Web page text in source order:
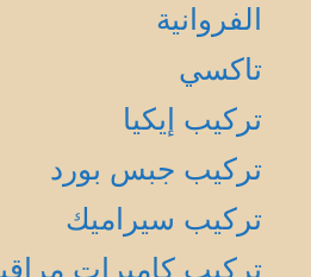
الفروانية
تاكسي
تركيب إيكيا
تركيب جبس بورد
تركيب سيراميك
تركيب كاميرات